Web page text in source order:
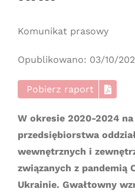
Komunikat prasowy
Opublikowano: 03/10/
Pobierz raport
W okresie 2020-2024
przedsiębiorstwa
wewnętrznych i
związanych z pandemią
Ukrainie. Gwałtowny